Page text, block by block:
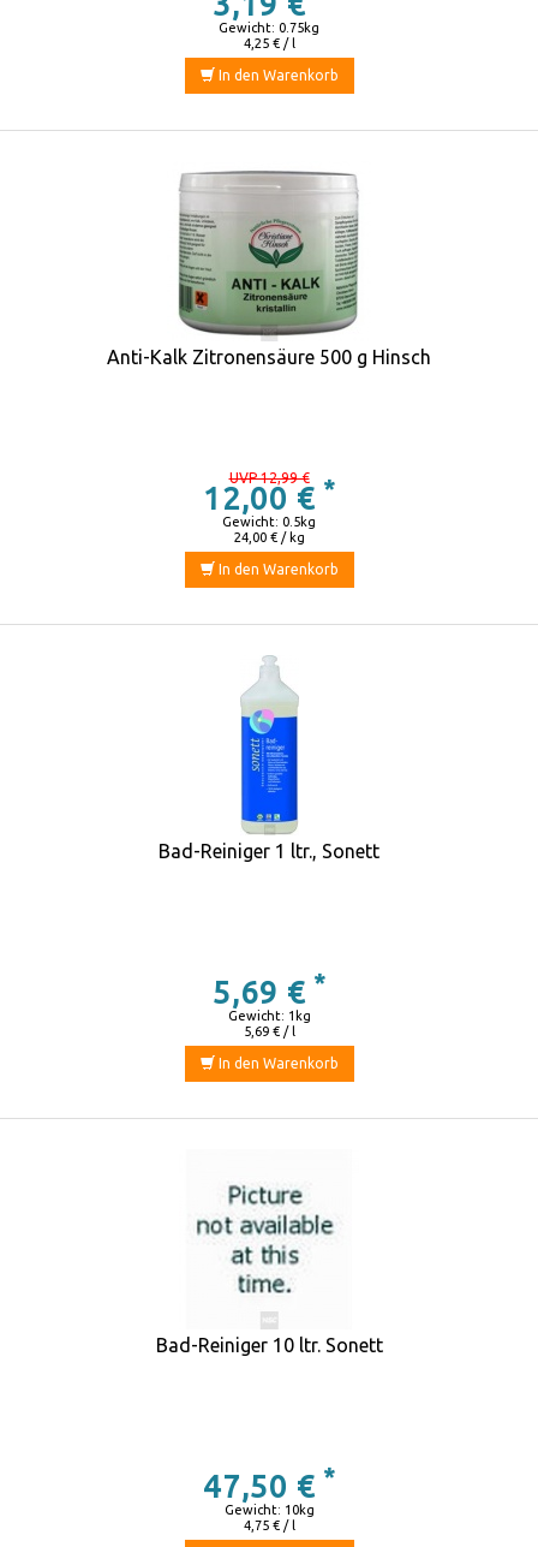
4,25 € / l
Gewicht: 0.75kg
In den Warenkorb
Anti-Kalk Zitronensäure 500 g Hinsch
UVP 12,99 €
12,00 € *
24,00 € / kg
Gewicht: 0.5kg
In den Warenkorb
Bad-Reiniger 1 ltr., Sonett
5,69 € *
5,69 € / l
Gewicht: 1kg
In den Warenkorb
Bad-Reiniger 10 ltr. Sonett
47,50 € *
4,75 € / l
Gewicht: 10kg